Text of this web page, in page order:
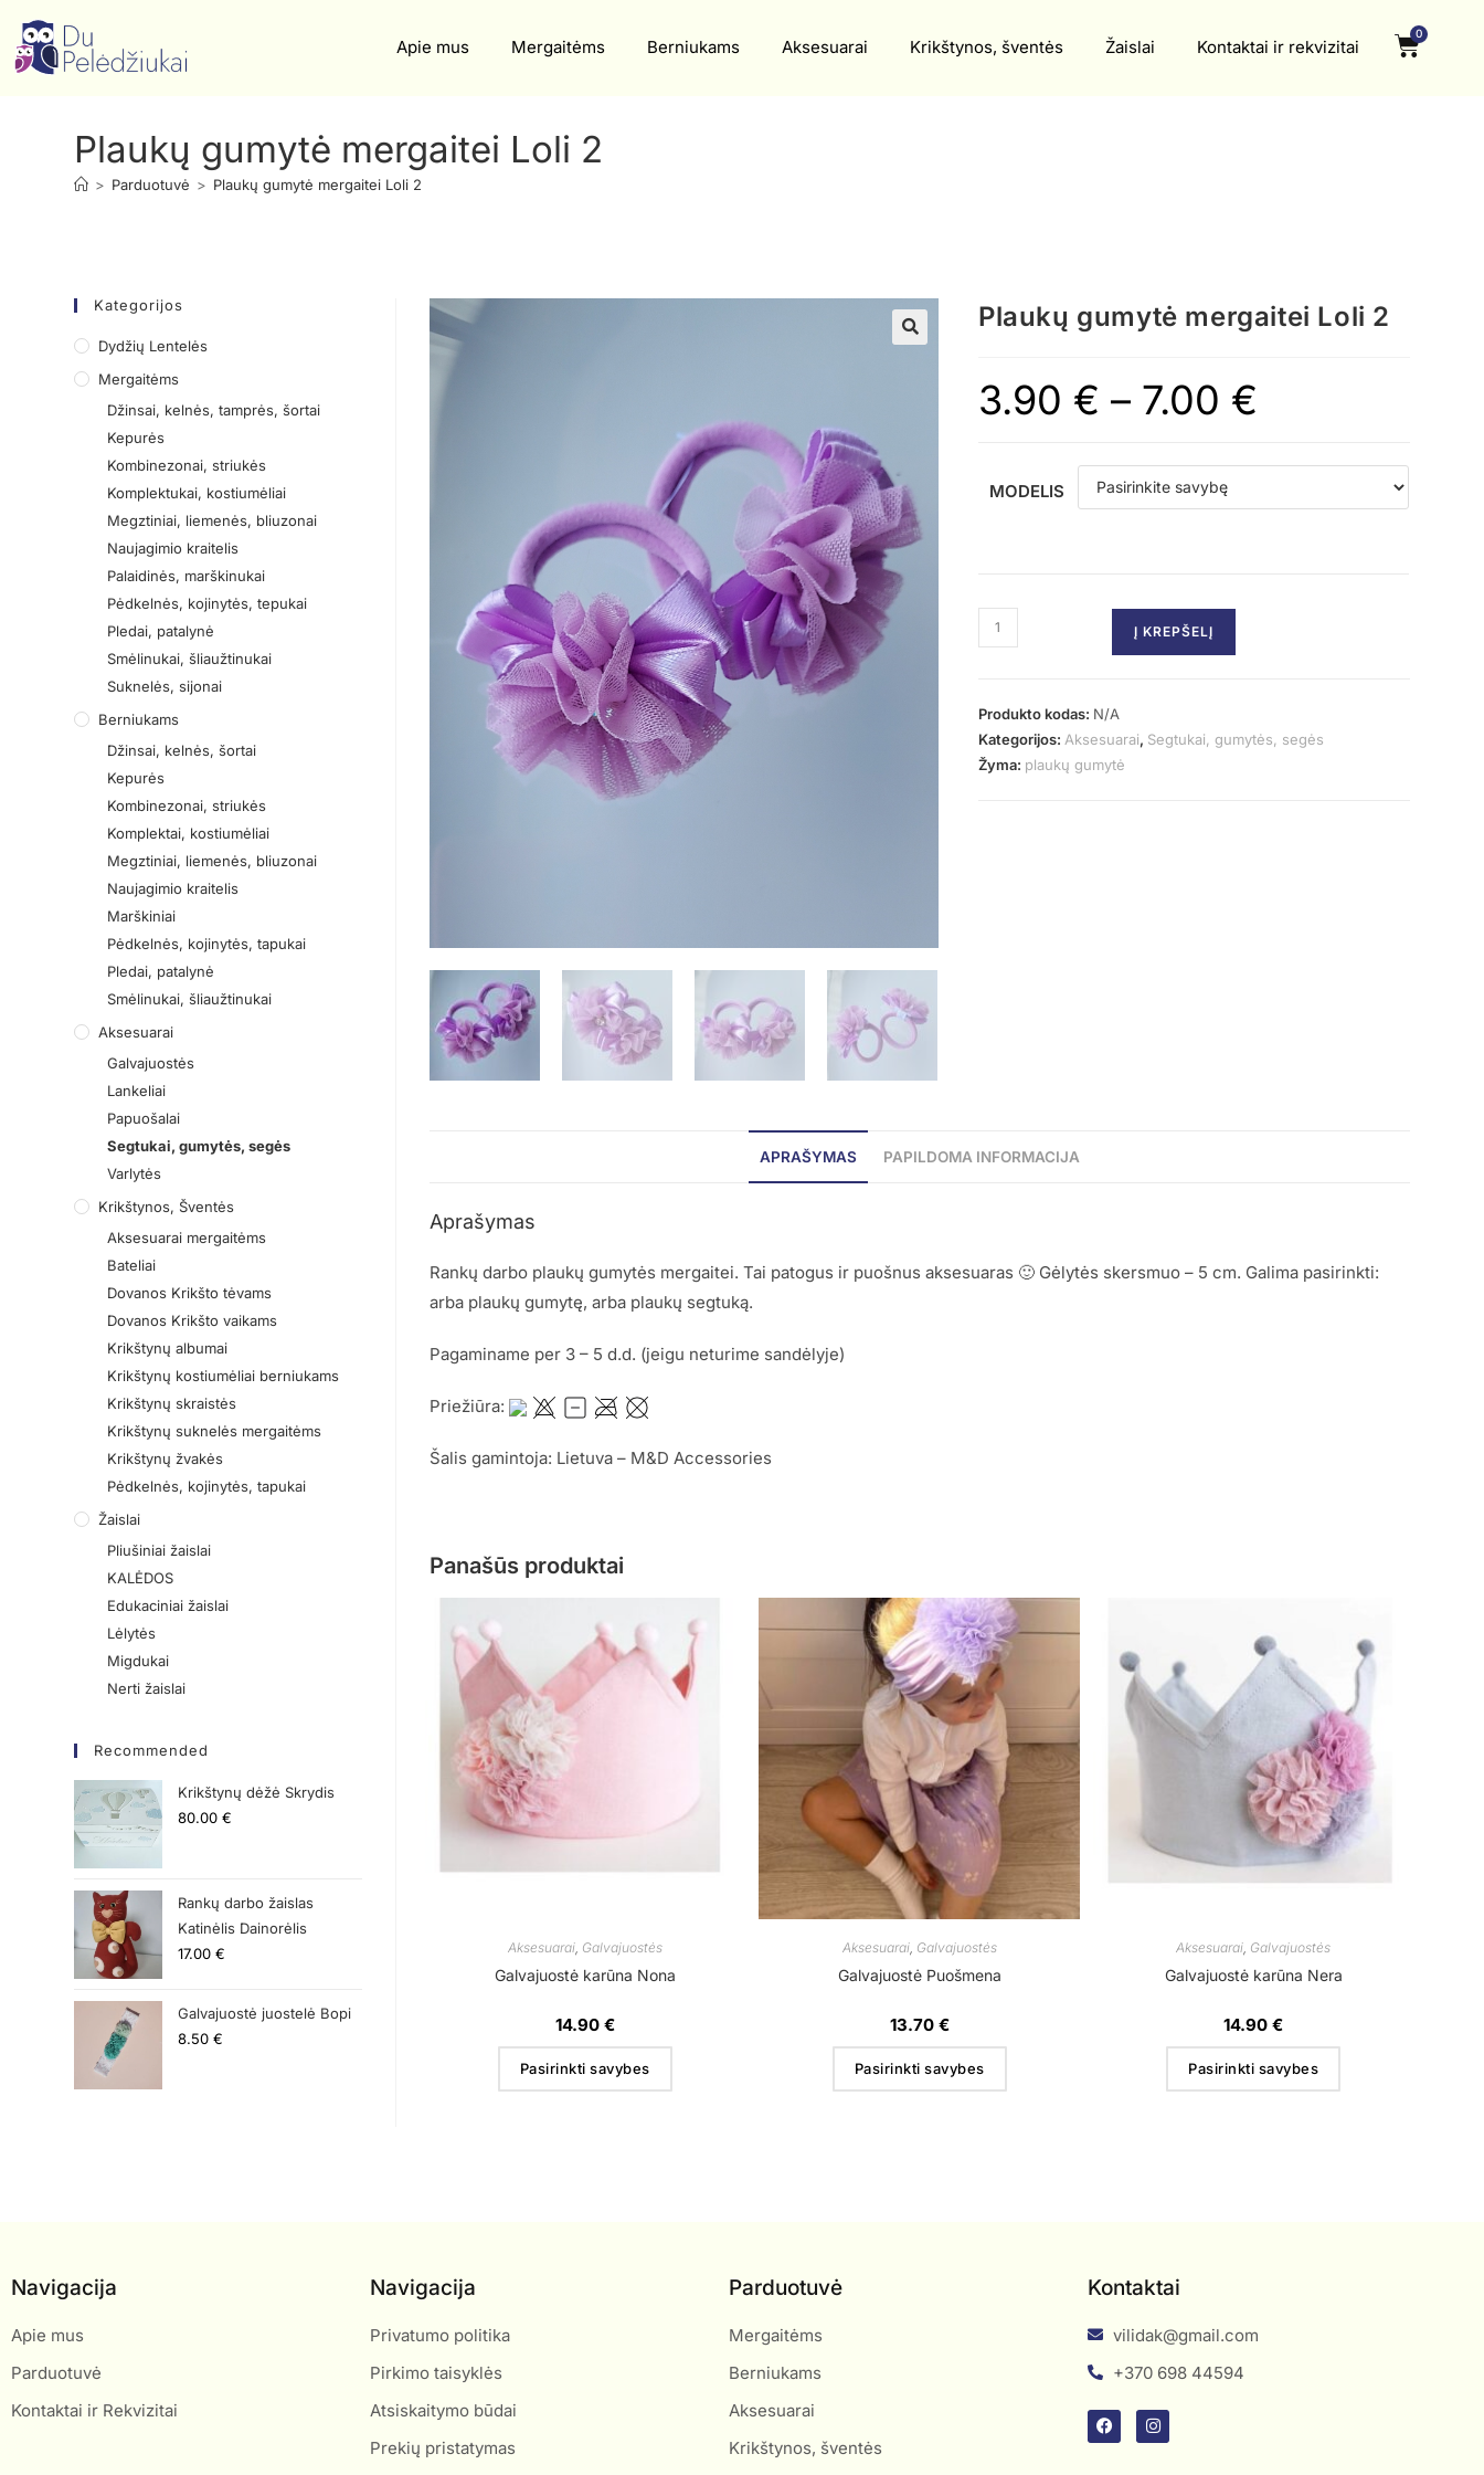
Apie mus Mergaitėms Berniukams Aksesuarai Krikštynos, šventės Žaislai Kontaktai ir rekvizitai
0
Plaukų gumytė mergaitei Loli 2
> Parduotuvė > Plaukų gumytė mergaitei Loli 2
Plaukų gumytė mergaitei Loli 2
3.90 € – 7.00 €
MODELIS
Į KREPŠELĮ
Produkto kodas: N/A
Kategorijos: Aksesuarai, Segtukai, gumytės, segės
Žyma: plaukų gumytė
APRAŠYMAS PAPILDOMA INFORMACIJA
Aprašymas
Rankų darbo plaukų gumytės mergaitei. Tai patogus ir puošnus aksesuaras 🙂 Gėlytės skersmuo – 5 cm. Galima pasirinkti:
arba plaukų gumytę, arba plaukų segtuką.
Pagaminame per 3 – 5 d.d. (jeigu neturime sandėlyje)
Priežiūra:
Šalis gamintoja: Lietuva – M&D Accessories
Panašūs produktai
Aksesuarai, Galvajuostės
Galvajuostė karūna Nona
14.90 €
Pasirinkti savybes
Aksesuarai, Galvajuostės
Galvajuostė Puošmena
13.70 €
Pasirinkti savybes
Aksesuarai Galvajuostės
Galvajuostė karūna Nera
14.90€
Pasirinkti savybes
Kategorijos
Dydžių Lentelės
Mergaitėms
Džinsai, kelnės, tamprės, šortai
Kepurės
Kombinezonai, striukės
Komplektukai, kostiumėliai
Megztiniai, liemenės, bliuzonai
Naujagimio kraitelis
Palaidinės, marškinukai
Pėdkelnės, kojinytės, tepukai
Pledai, patalynė
Smėlinukai, šliaužtinukai
Suknelės, sijonai
Berniukams
Džinsai, kelnės, šortai
Kepurės
Kombinezonai, striukės
Komplektai, kostiumėliai
Megztiniai, liemenės, bliuzonai
Naujagimio kraitelis
Marškiniai
Pėdkelnės, kojinytės, tapukai
Pledai, patalynė
Smėlinukai, šliaužtinukai
Aksesuarai
Galvajuostės
Lankeliai
Papuošalai
Segtukai, gumytės, segės
Varlytės
Krikštynos, Šventės
Aksesuarai mergaitėms
Bateliai
Dovanos Krikšto tėvams
Dovanos Krikšto vaikams
Krikštynų albumai
Krikštynų kostiumėliai berniukams
Krikštynų skraistės
Krikštynų suknelės mergaitėms
Krikštynų žvakės
Pėdkelnės, kojinytės, tapukai
Žaislai
Pliušiniai žaislai
KALĖDOS
Edukaciniai žaislai
Lėlytės
Migdukai
Nerti žaislai
Recommended
Krikštynų dėžė Skrydis
80.00€
Rankų darbo žaislas
Katinėlis Dainorėlis
17.00€
Galvajuostė juostelė Bopi
8.50€
Navigacija
Apie mus
Parduotuvė
Kontaktai ir Rekvizitai
Navigacija
Privatumo politika
Pirkimo taisyklės
Atsiskaitymo būdai
Prekių pristatymas
Parduotuvė
Mergaitėms
Berniukams
Aksesuarai
Krikštynos, šventės
Kontaktai
vilidak@gmail.com
+370 698 44594